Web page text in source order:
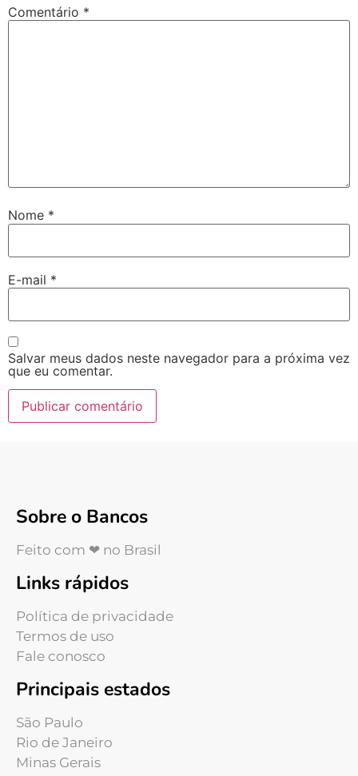
Comentário *
Nome *
E-mail *
Salvar meus dados neste navegador para a próxima vez
que eu comentar.
Sobre o Bancos
Feito com ❤ no Brasil
Links rápidos
Política de privacidade
Termos de uso
Fale conosco
Principais estados
São Paulo
Rio de Janeiro
Minas Gerais